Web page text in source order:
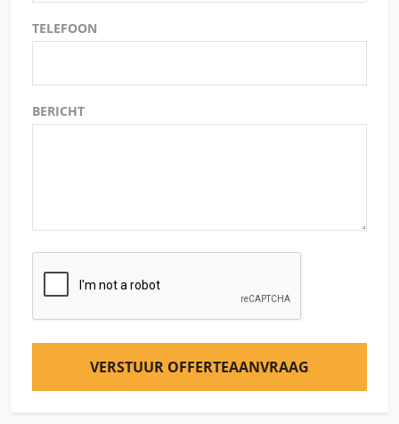
TELEFOON
BERICHT
VERSTUUR OFFERTEAANVRAAG